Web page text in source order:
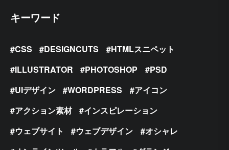
キーワード
CSS DESIGNCUTS
HTMLスニペット
ILLUSTRATOR
PHOTOSHOP
PSD
UIデザイン
WORDPRESS
アイコン
アクション素材
インスピレーション
ウェブサイト
ウェブデザイン
オシャレ